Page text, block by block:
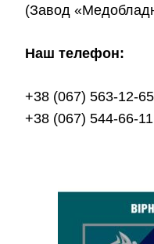
(Завод
Наш телефон:
+38 (067) 563-12-65
+38 (067) 544-66-11